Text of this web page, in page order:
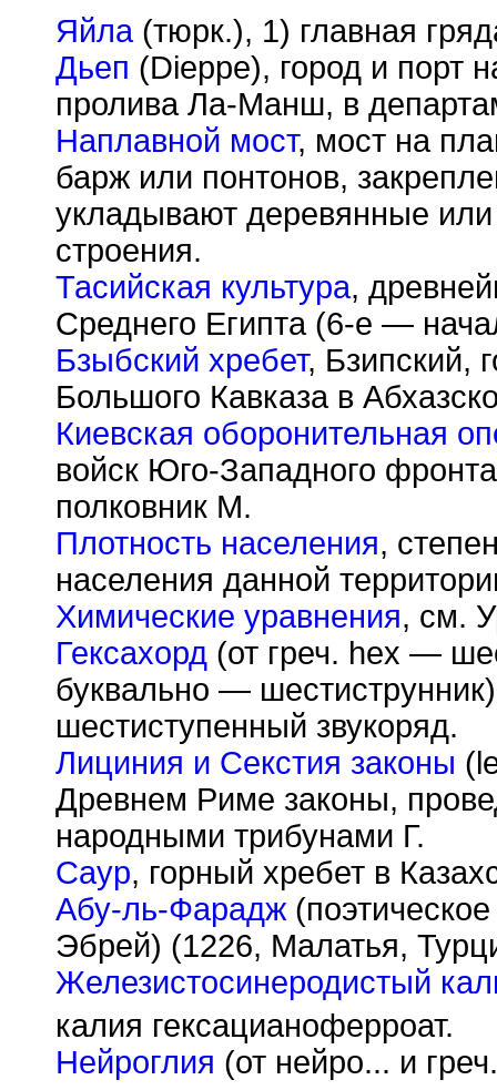
Яйла(тюрк.), 1) главная
Дьеп (Dieppe), город и порт
пролива Ла-Манш, в
Наплавной мост, мост на
барж или понтонов,
укладывают деревянные
строения.
Тасийская культура,
Среднего Египта (6-е —
Бзыбский хребет, Бзипский,
Большого Кавказа в
Киевская оборонительная
войск Юго-Западного
полковник М.
Плотность населения,
населения данной
Химические уравнения, см.
Гексахорд (от греч. hex —
буквально —
шестиступенный звукоряд.
Лициния и Секстия законы
Древнем Риме законы,
народными трибунами Г.
Саур, горный хребет в
Абу-ль-Фарадж
Эбрей) (1226, Малатья,
Железистосинеродистый
калия гексацианоферроат.
Нейроглия (от нейро... и